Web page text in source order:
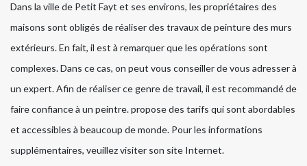
Dans la ville de Petit Fayt et ses environs, les propriétaires des
maisons sont obligés de réaliser des travaux de peinture des murs
extérieurs. En fait, il est à remarquer que les opérations sont
complexes. Dans ce cas, on peut vous conseiller de vous adresser à
un expert. Afin de réaliser ce genre de travail, il est recommandé de
faire confiance à un peintre. propose des tarifs qui sont abordables
et accessibles à beaucoup de monde. Pour les informations
supplémentaires, veuillez visiter son site Internet.